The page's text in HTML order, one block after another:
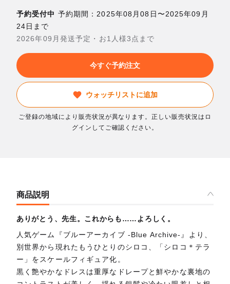
予約受付中 予約期間：2025年08月08日〜2025年09月
24日まで
2026年09月発送予定・お1人様3点まで
今すぐ予約注文
ウォッチリストに追加
ご登録の地域により販売状況が異なります。正しい販売状況はロ
グインしてご確認ください。
商品説明
ありがとう、先生。これからも……よろしく。
人気ゲーム『ブルーアーカイブ -Blue Archive-』より、
別世界から現れたもうひとりのシロコ、「シロコ＊テラ
ー」をスケールフィギュア化。
黒く艶やかなドレスは重厚なドレープと鮮やかな裏地の